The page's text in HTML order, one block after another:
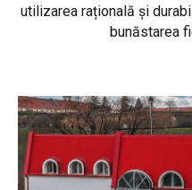
utilizarea rațională și
bunăstarea